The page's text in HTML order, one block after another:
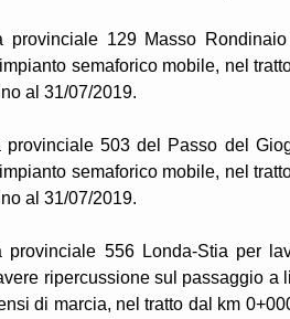
provinciale 129 Masso
semaforico mobile, nel
al 31/07/2019.
provinciale 503 del Passo del
semaforico mobile, nel
al 31/07/2019.
provinciale 556 Londa-Stia per
ripercussione sul passaggio a
di marcia, nel tratto dal km